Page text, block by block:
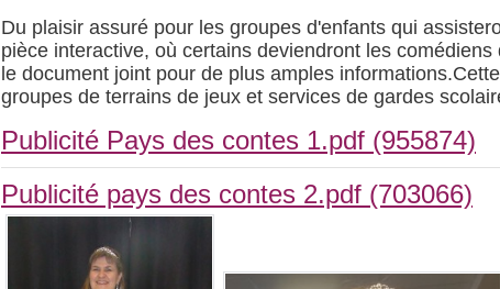
Du plaisir assuré pour les groupes d'enfants qui
pièce interactive, où certains deviendront les
le document joint pour de plus amples
groupes de terrains de jeux et services de gardes
Publicité Pays des contes 1.pdf (955874)
Publicité pays des contes 2.pdf (703066)